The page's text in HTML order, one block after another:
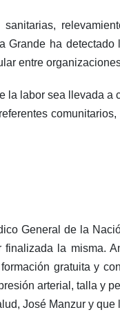
Grande ha
entre
la labor sea llevada
General de la
la misma.
gratuita y
arterial, talla y
José Manzur y